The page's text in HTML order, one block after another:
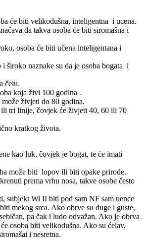
će biti velikodušna, inteligentna i ucena.
da takva osoba će biti siromašna i
osoba će biti učena inteligentana i
široko naznake su da je osoba bogata i
čelu.
koja živi 100 godina .
živjeti do 80 godina.
tri linije, čovjek će živjeti 40, 60 ili 70
kratkog života.
kao luk, čovjek je bogat, te će imati
može biti lopov ili biti opake prirode.
prema vrhu nosa, takve osobe često
subjekt Wi II biti pod sam NF sam uence
mekog srca. Ako obrve su duge i guste,
pa čak i ludo odvažan. Ako je obrva
osoba biti velikodušna. Ako su ćelav,
i nesretna.